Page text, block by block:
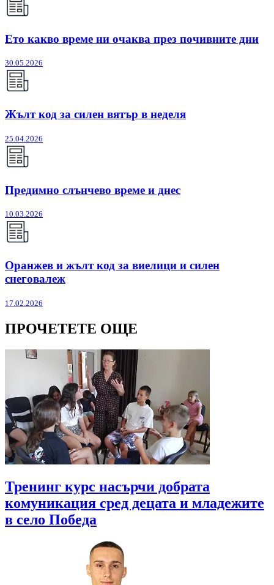
Ето какво време ни очаква през почивните дни
30.05.2026
Жълт код за силен вятър в неделя
25.04.2026
Предимно слънчево време и днес
10.03.2026
Оранжев и жълт код за виелици и силен
снеговалеж
17.02.2026
ПРОЧЕТЕТЕ ОЩЕ
Тренинг курс насърчи добрата
комуникация сред децата и младежите
в село Победа